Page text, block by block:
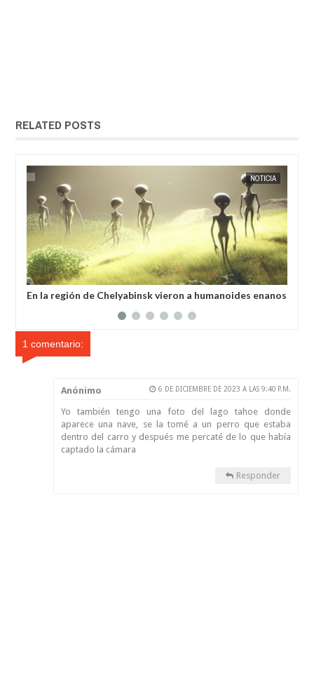
RELATED POSTS
NOTICIA
En la región de Chelyabinsk vieron a humanoides enanos
1 comentario:
Anónimo 6 DE DICIEMBRE DE 2023 A LAS 9:40 P.M.
Yo también tengo una foto del lago tahoe donde
aparece una nave, se la tomé a un perro que estaba
dentro del carro y después me percaté de lo que había
captado la cámara
Responder